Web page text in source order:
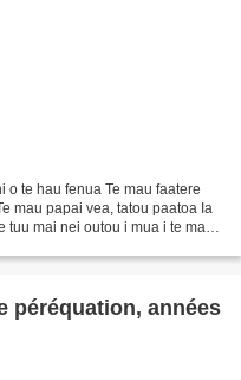
o te hau fenua Te mau faatere
mau papai vea, tatou paatoa Ia
tuu mai nei outou i mua i te mau
péréquation, années